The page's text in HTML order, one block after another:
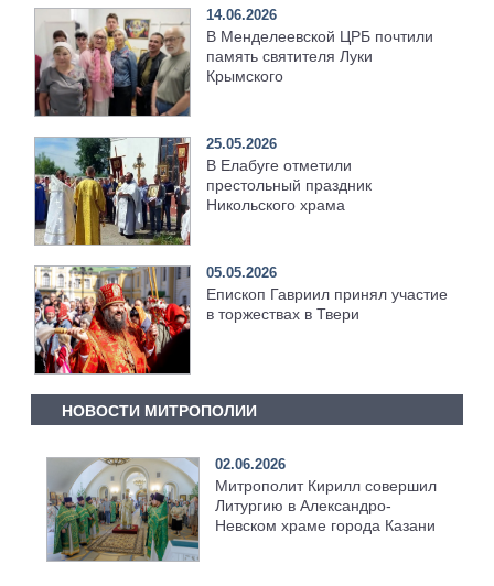
14.06.2026
В Менделеевской ЦРБ почтили
память святителя Луки
Крымского
25.05.2026
В Елабуге отметили
престольный праздник
Никольского храма
05.05.2026
Епископ Гавриил принял участие
в торжествах в Твери
НОВОСТИ МИТРОПОЛИИ
02.06.2026
Митрополит Кирилл совершил
Литургию в Александро-
Невском храме города Казани